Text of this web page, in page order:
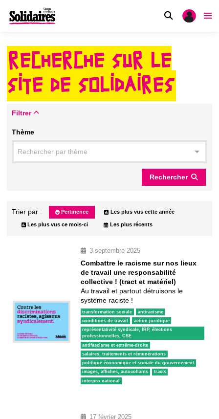
RECHERCHE SUR LE
SITE DE SOLIDAIRES
Filtrer
Thème
Rechercher par thème
Rechercher
Trier par : Pertinence Les plus vus cette année
Les plus vus ce mois-ci Les plus récents
3 septembre 2025
Combattre le racisme sur nos lieux
de travail une responsabilité
collective ! (tract et matériel)
Au travail et partout détruisons le
système raciste !
transformation sociale
antiracisme
conditions de travail
action juridique
représentativité syndicale, IRP, élections
professionnelles, CSE
antifascisme et extrême-droite
salaires, traitements et rémunérations
politique économique et sociale du gouvernement
images, affiches, autocollants
tracts
interpro national
17 février 2025